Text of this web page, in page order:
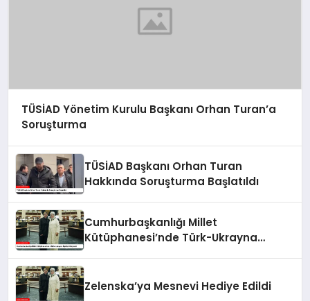
TÜSİAD Yönetim Kurulu Başkanı Orhan Turan’a
Soruşturma
TÜSİAD Başkanı Orhan Turan
Hakkında Soruşturma Başlatıldı
Cumhurbaşkanlığı Millet
Kütüphanesi’nde Türk-Ukrayna
Zelenska’ya Mesnevi Hediye Edildi